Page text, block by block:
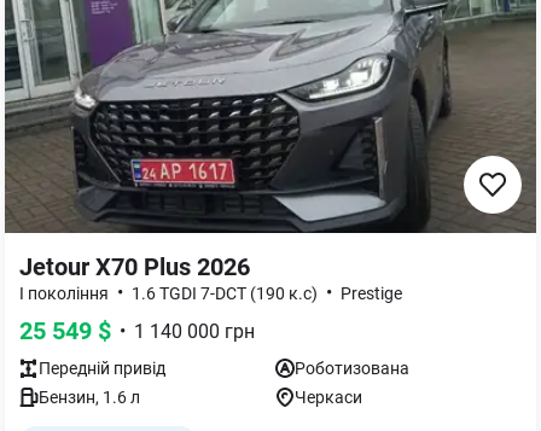
Jetour X70 Plus 2026
I покоління • 1.6 TGDI 7-DCT (190 к.с) • Prestige
25 549 $ • 1 140 000 грн
Передній привід
Роботизована
Бензин, 1.6л Черкаси